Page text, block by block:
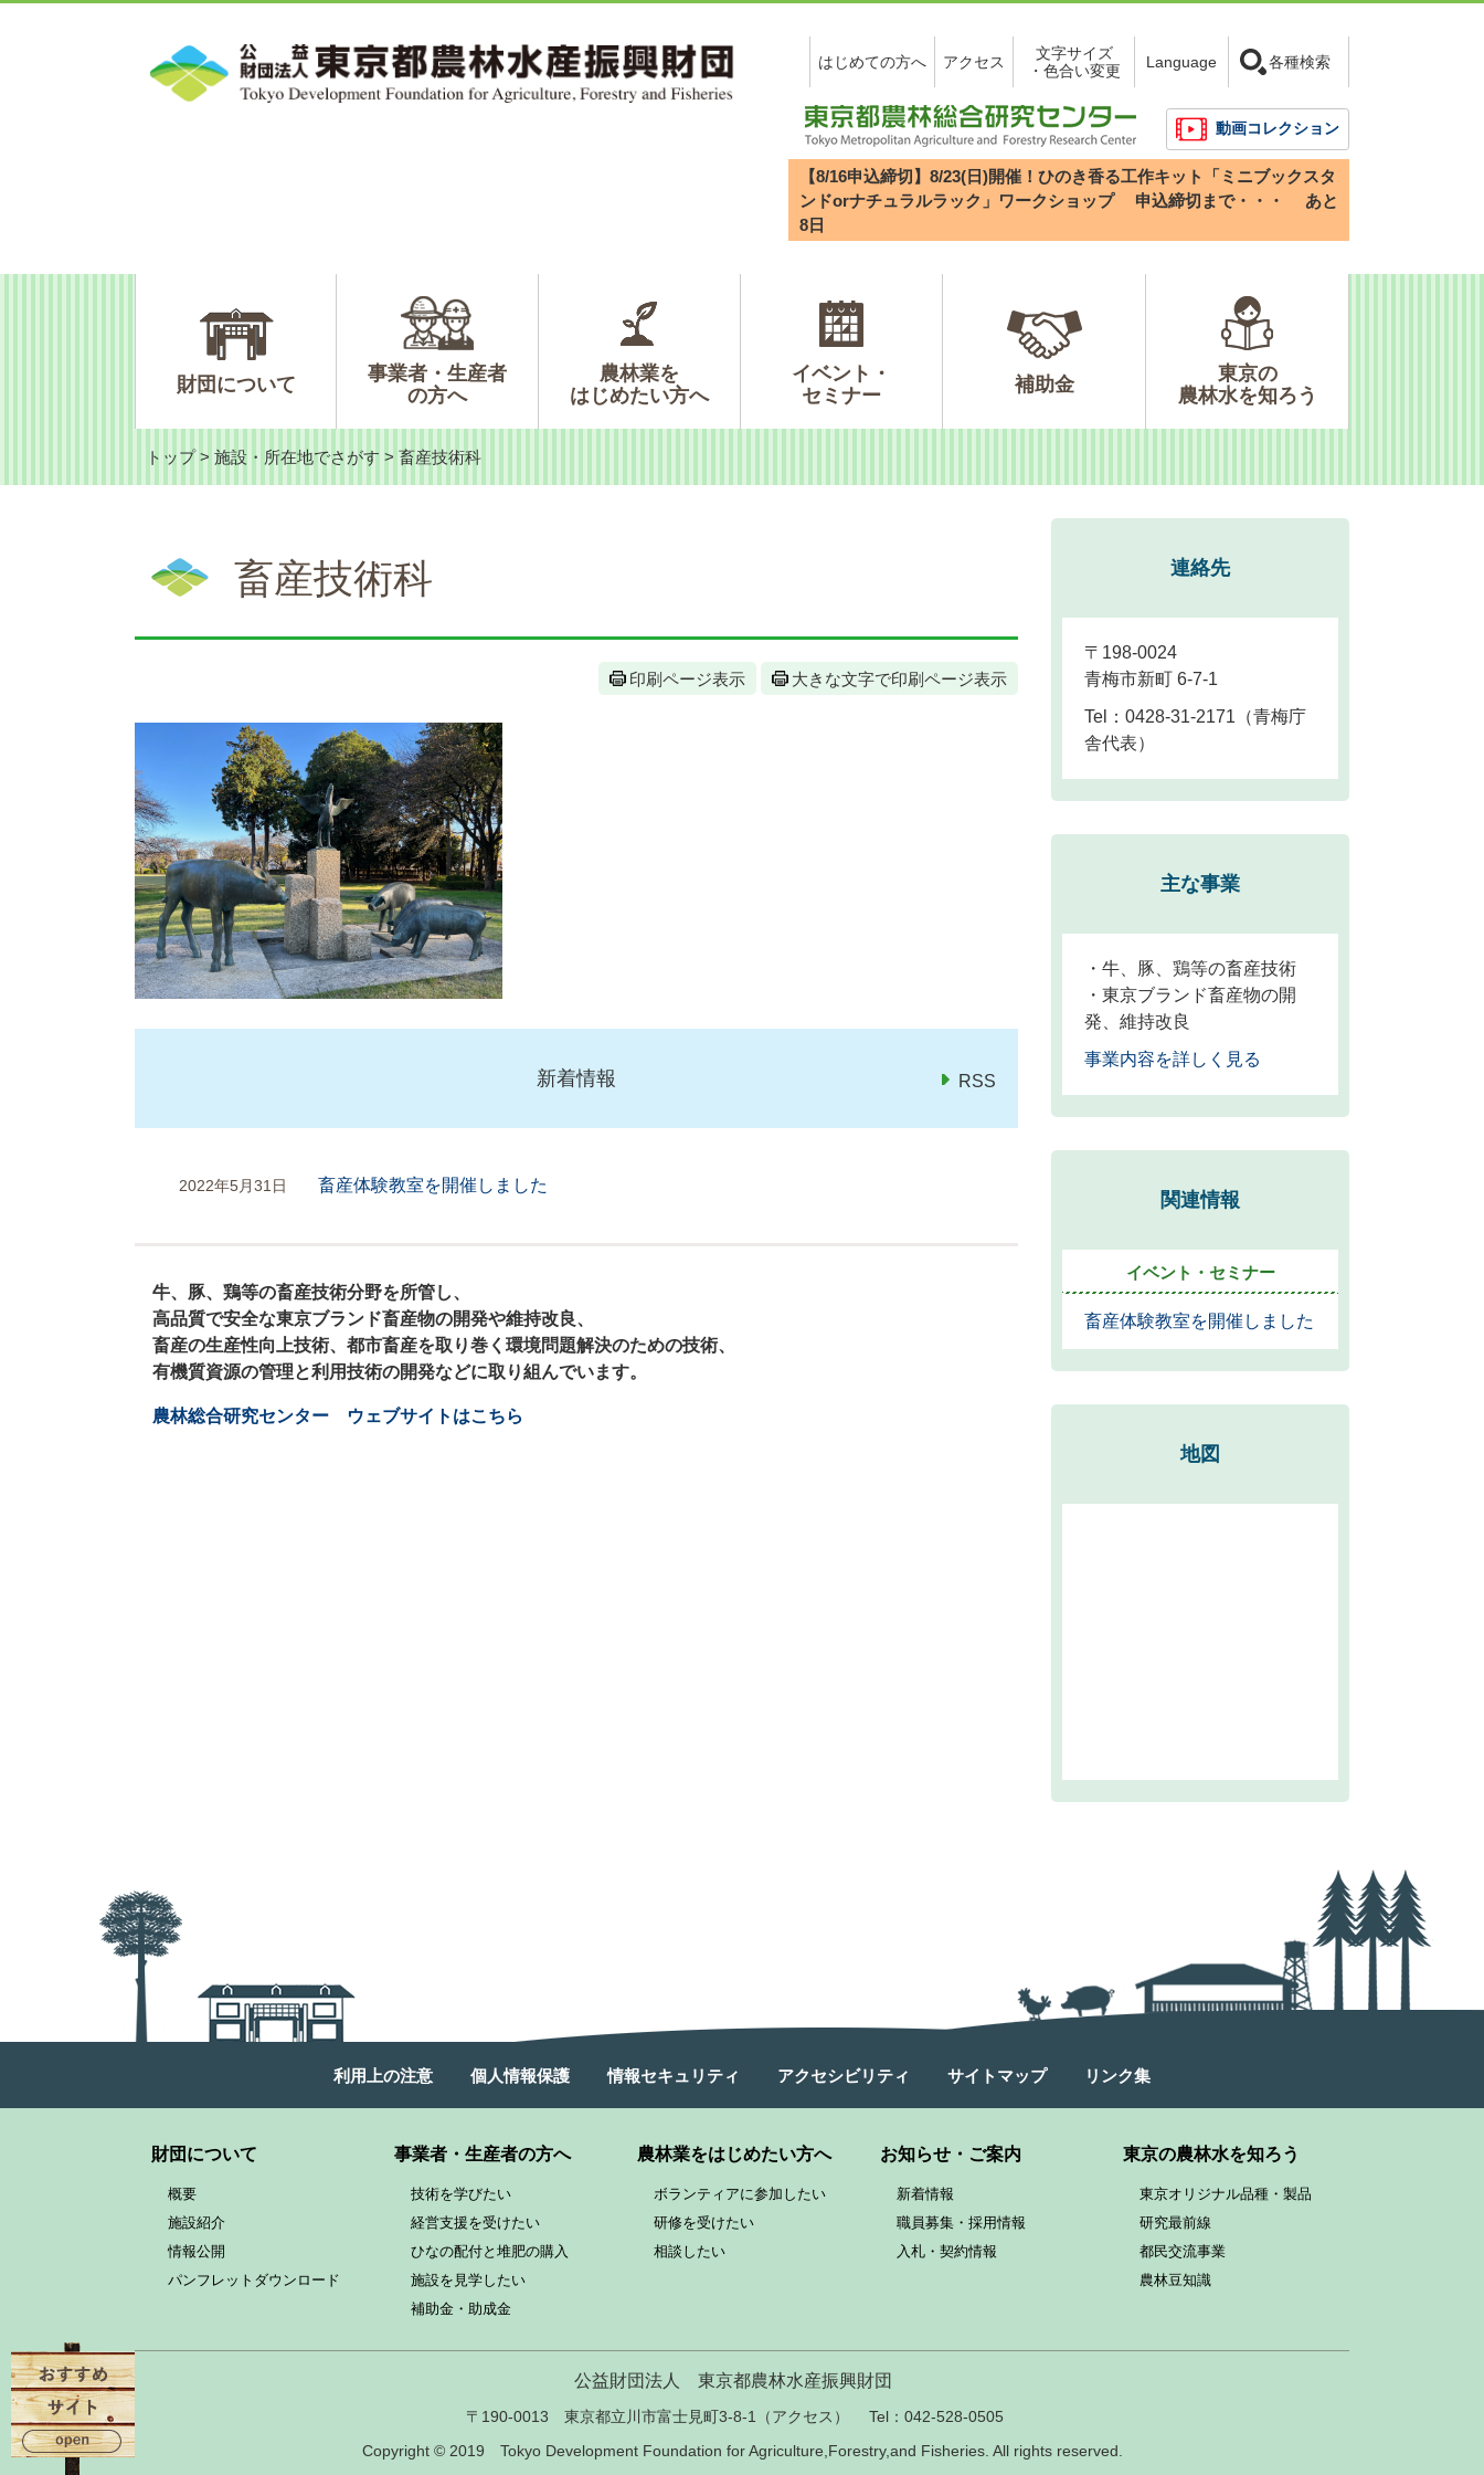
文
はじめての方へ アクセス
文字サイズ
・色合い変更
Language 各種検索
動画コレクション
【8/16申込締切】8/23(日)開催！ひのき香る工作キット「ミニブックスタ
ンドorナチュラルラック」ワークショップ
申込締切まで・・・
あと
8 日
財団について
事業者・生産者
の方へ
農林業を
はじめたい方へ
イベント・
セミナー
補助金
東京の
農林水を知ろう
トップ > 施設・所在地でさがす > 畜産技術科
畜産技術科
印刷ページ表示 大きな文字で印刷ページ表示
新着情報
2022年5月31日 畜産体験教室を開催しました
RSS
牛、豚、鶏等の畜産技術分野を所管し、
高品質で安全な東京ブランド畜産物の開発や維持改良、
畜産の生産性向上技術、都市畜産を取り巻く環境問題解決のための技術、
有機質資源の管理と利用技術の開発などに取り組んでいます。
農林総合研究センター ウェブサイトはこちら
連絡先
〒198-0024
青梅市新町 6-7-1
Tel：0428-31-2171
青梅庁
舎代表
主な事業
・牛、豚、鶏等の畜産技術
・東京ブランド畜産物の開
発、維持改良
事業内容を詳しく見る
関連情報
イベント・セミナー
畜産体験教室を開催しました
地図
利用上の注意 個人情報保護 情報セキュリティ アクセシビリティ サイトマップ リンク集
財団について
概要
施設紹介
情報公開
パンフレットダウンロード
事業者・生産者の方へ
技術を学びたい
経営支援を受けたい
ひなの配付と堆肥の購入
施設を見学したい
補助金・助成金
農林業をはじめたい方へ
ボランティアに参加したい
研修を受けたい
相談したい
お知らせ・ご案内
新着情報
職員募集・採用情報
入札・契約情報
東京の農林水を知ろう
東京オリジナル品種・製品
研究最前線
都民交流事業
農林豆知識
公益財団法人 東京都農林水産振興財団
〒190-0013 東京都立川市富士見町3-8-1 （アクセス ）
Tel：042-528-0505
Copyright © 2019 Tokyo Development Foundation for Agriculture, Forestry,and Fisheries. All rights reserved.